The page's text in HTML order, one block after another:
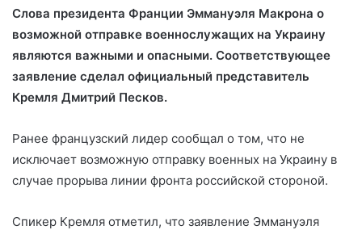
Слова президента Франции Эммануэля Макрона о
возможной отправке военнослужащих на Украину
являются важными и опасными. Соответствующее
заявление сделал официальный представитель
Кремля Дмитрий Песков.
Ранее французский лидер сообщал о том, что не
исключает возможную отправку военных на Украину в
случае прорыва линии фронта российской стороной.
Спикер Кремля отметил, что заявление Эммануэля